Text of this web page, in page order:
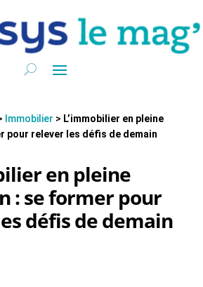
Immobilier > L’immobilier en pleine
pour relever les défis de demain
en pleine
: se former pour
défis de demain